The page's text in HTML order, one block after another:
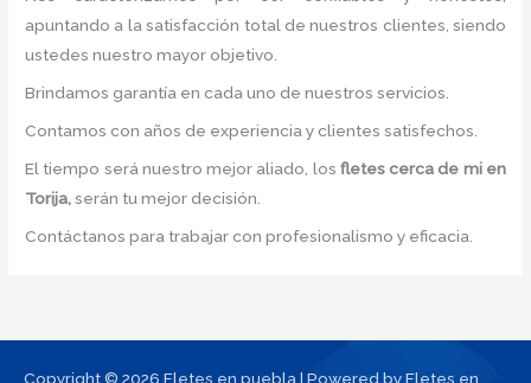
apuntando a la satisfacción total de nuestros clientes, siendo
ustedes nuestro mayor objetivo.
Brindamos garantía en cada uno de nuestros servicios.
Contamos con años de experiencia y clientes satisfechos.
El tiempo será nuestro mejor aliado, los fletes cerca de mi en
Torija,serán tu mejor decisión.
Contáctanos para trabajar con profesionalismo y eficacia.
Copyright © 2026 Fletes en puebla | Powered by Fletes en